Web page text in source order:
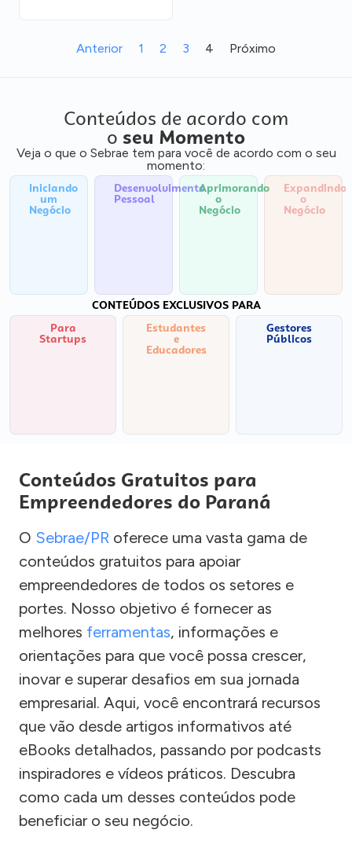
Anterior 1 2 3 4 Próximo
Conteúdos de acordo com
o seu Momento
Veja o que o Sebrae tem para você de acordo com o seu
momento:
Iniciando
um
Negócio
Desenvolvimento
Pessoal
Aprimorando
o
Negócio
Expandindo
o
Negócio
CONTEÚDOS EXCLUSIVOS PARA
Para
Startups
Estudantes
e
Educadores
Gestores
Públicos
Conteúdos Gratuitos para
Empreendedores do Paraná
O Sebrae/PR oferece uma vasta gama de
conteúdos gratuitos para apoiar
empreendedores de todos os setores e
portes. Nosso objetivo é fornecer as
melhores ferramentas, informações e
orientações para que você possa crescer,
inovar e superar desafios em sua jornada
empresarial. Aqui, você encontrará recursos
que vão desde artigos informativos até
eBooks detalhados, passando por podcasts
inspiradores e vídeos práticos. Descubra
como cada um desses conteúdos pode
beneficiar o seu negócio.